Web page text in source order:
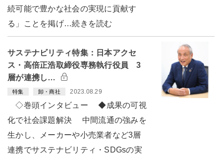
続可能で豊かな社会の実現に貢献す
る」ことを掲げ…続きを読む
サステナビリティ特集：日本アクセ
ス・高倍正浩取締役専務執行役員 3
層が連携し…
特集 卸・商社 2023.08.29
◇巻頭インタビュー ◆成果の可視
化で社会課題解決 中間流通の強みを
生かし、メーカーや小売業者など3層
連携でサステナビリティ・SDGsの実